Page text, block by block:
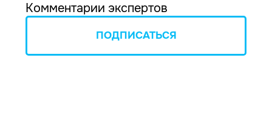
Комментарии экспертов
ПОДПИСАТЬСЯ